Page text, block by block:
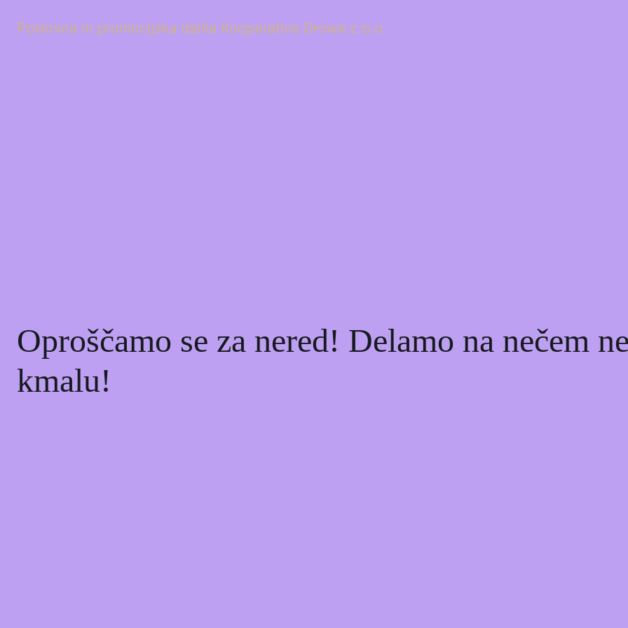
Poslovna in promocijska darila Kooperativa Drowa z.o.o.
Oproščamo se za nered! Delamo na nečem
kmalu!